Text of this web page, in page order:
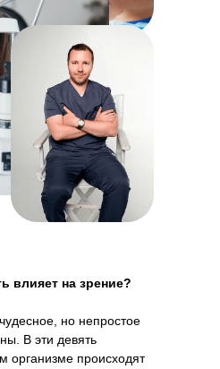
влияет на зрение?
но непростое
В эти девять
организме происходят